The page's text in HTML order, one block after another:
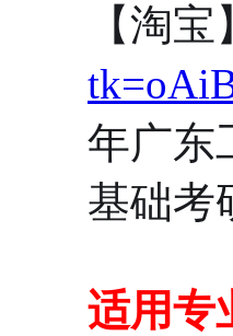
【淘宝
年广东
基础考
适用专